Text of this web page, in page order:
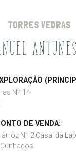
TORRES VEDRAS
Nº 14
DE VENDA:
Nº 2 Casal da